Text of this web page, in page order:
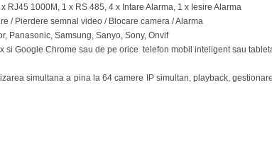
RJ45 1000M, 1 x RS 485, 4 x Intare Alarma, 1 x Iesire Alarma
/ Pierdere semnal video / Blocare camera / Alarma
Panasonic, Samsung, Sanyo, Sony, Onvif
Google Chrome sau de pe orice telefon mobil inteligent sau
simultana a pina la 64 camere IP simultan, playback,